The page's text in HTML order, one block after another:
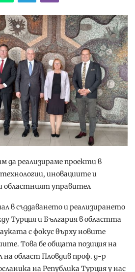
да реализираме проекти в
иновациите и
областният управител
в създаването и реализирането
Турция и България в областта
с фокус върху новите
Това бе общата позиция на
област Пловдив проф. д-р
на Република Турция у нас